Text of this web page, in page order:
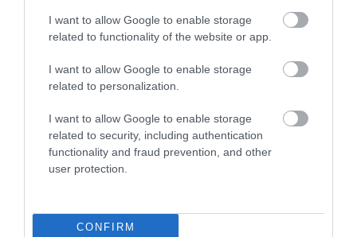
I want to allow Google to enable storage
related to functionality of the website or app.
I want to allow Google to enable storage
related to personalization.
I want to allow Google to enable storage
related to security, including authentication
functionality and fraud prevention, and other
user protection.
CONFIRM
Η Μονάδα Ημερήσιας Νοσηλείας (Μ.Η.Ν)